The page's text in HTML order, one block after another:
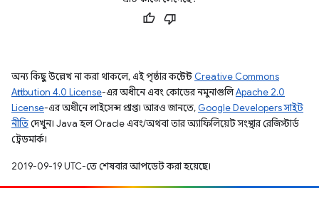
অন্য কিছু উল্লেখ না করা থাকলে, এই পৃষ্ঠার কন্টেন্ট Creative Commons
Attribution 4.0 License-এর অধীনে এবং কোডের নমুনাগুলিApache 2.0
License-এর অধীনে লাইসেন্স প্রাপ্ত। আরও জানতে, Google Developers সাইট
নীতিদেখুন। Java হল Oracle এবং/অথবা তার অ্যাফিলিয়েট সংস্থার রেজিস্টার্ড
ট্রেডমার্ক।
2019-09-19 UTC-তে শেষবার আপডেট করা হয়েছে।